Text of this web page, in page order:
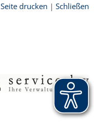
Seite drucken | Schließen